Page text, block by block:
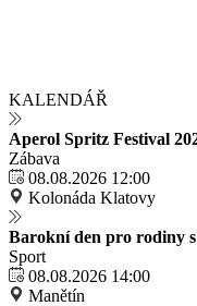
KALENDÁŘ
Aperol Spritz Festival
Zábava
08.08.2026 12:00
Kolonáda Klatovy
Barokní den pro rodiny
Sport
08.08.2026 14:00
Manětín